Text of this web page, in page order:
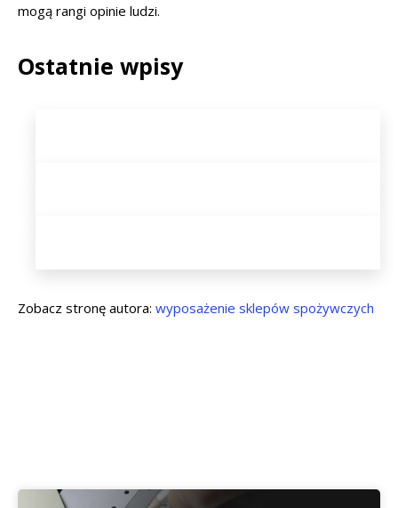
mogą rangi opinie ludzi.
Ostatnie wpisy
Zobacz stronę autora: wyposażenie sklepów spożywczych